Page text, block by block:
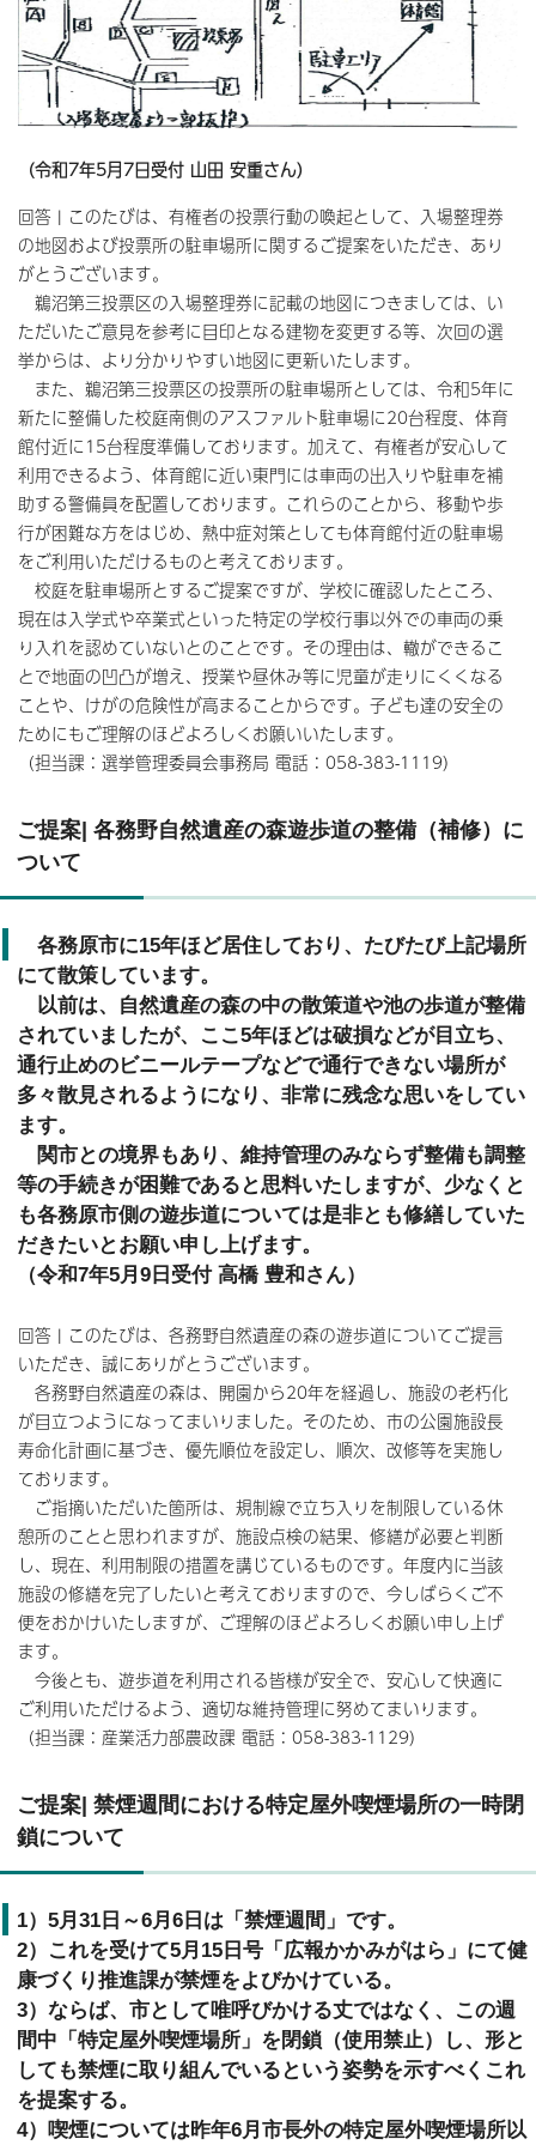
（令和7年5月7日受付 山田 安重さん）
回答 | このたびは、有権者の投票行動の喚起として、入場整理券
の地図および投票所の駐車場所に関するご提案をいただき、あり
がとうございます。
鵜沼第三投票区の入場整理券に記載の地図につきましては、い
ただいたご意見を参考に目印となる建物を変更する等、次回の選
挙からは、より分かりやすい地図に更新いたします。
また、鵜沼第三投票区の投票所の駐車場所としては、令和5年に
新たに整備した校庭南側のアスファルト駐車場に20台程度、体育
館付近に15台程度準備しております。加えて、有権者が安心して
利用できるよう、体育館に近い東門には車両の出入りや駐車を補
助する警備員を配置しております。これらのことから、移動や歩
行が困難な方をはじめ、熱中症対策としても体育館付近の駐車場
をご利用いただけるものと考えております。
校庭を駐車場所とするご提案ですが、学校に確認したところ、
現在は入学式や卒業式といった特定の学校行事以外での車両の乗
り入れを認めていないとのことです。その理由は、轍ができるこ
とで地面の凹凸が増え、授業や昼休み等に児童が走りにくくなる
ことや、けがの危険性が高まることからです。子ども達の安全の
ためにもご理解のほどよろしくお願いいたします。
（担当課：選挙管理委員会事務局 電話：058-383-1119）
ご提案| 各務野自然遺産の森遊歩道の整備（補修）に
ついて
各務原市に15年ほど居住しており、たびたび上記場所
にて散策しています。
以前は、自然遺産の森の中の散策道や池の歩道が整備
されていましたが、ここ5年ほどは破損などが目立ち、
通行止めのビニールテープなどで通行できない場所が
多々散見されるようになり、非常に残念な思いをしてい
ます。
関市との境界もあり、維持管理のみならず整備も調整
等の手続きが困難であると思料いたしますが、少なくと
も各務原市側の遊歩道については是非とも修繕していた
だきたいとお願い申し上げます。
（令和7年5月9日受付 高橋 豊和さん）
回答 | このたびは、各務野自然遺産の森の遊歩道についてご提言
いただき、誠にありがとうございます。
各務野自然遺産の森は、開園から20年を経過し、施設の老朽化
が目立つようになってまいりました。そのため、市の公園施設長
寿命化計画に基づき、優先順位を設定し、順次、改修等を実施し
ております。
ご指摘いただいた箇所は、規制線で立ち入りを制限している休
憩所のことと思われますが、施設点検の結果、修繕が必要と判断
し、現在、利用制限の措置を講じているものです。年度内に当該
施設の修繕を完了したいと考えておりますので、今しばらくご不
便をおかけいたしますが、ご理解のほどよろしくお願い申し上げ
ます。
今後とも、遊歩道を利用される皆様が安全で、安心して快適に
ご利用いただけるよう、適切な維持管理に努めてまいります。
（担当課：産業活力部農政課 電話：058-383-1129）
ご提案| 禁煙週間における特定屋外喫煙場所の一時閉
鎖について
1）5月31日～6月6日は「禁煙週間」です。
2）これを受けて5月15日号「広報かかみがはら」にて健
康づくり推進課が禁煙をよびかけている。
3）ならば、市として唯呼びかける丈ではなく、この週
間中「特定屋外喫煙場所」を閉鎖（使用禁止）し、形と
しても禁煙に取り組んでいるという姿勢を示すべくこれ
を提案する。
4）喫煙については昨年6月市長外の特定屋外喫煙場所以